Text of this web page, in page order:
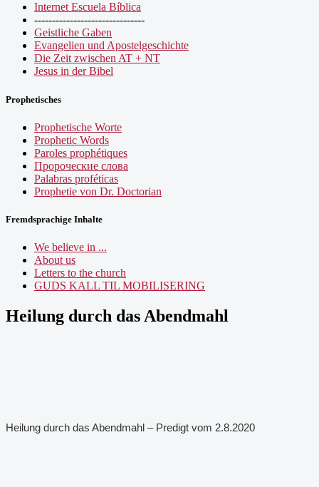
Internet Escuela Bíblica
-------------------------------
Geistliche Gaben
Evangelien und Apostelgeschichte
Die Zeit zwischen AT + NT
Jesus in der Bibel
Prophetisches
Prophetische Worte
Prophetic Words
Paroles prophétiques
Пророческие слова
Palabras proféticas
Prophetie von Dr. Doctorian
Fremdsprachige Inhalte
We believe in ...
About us
Letters to the church
GUDS KALL TIL MOBILISERING
Heilung durch das Abendmahl
Heilung durch das Abendmahl – Predigt vom 2.8.2020